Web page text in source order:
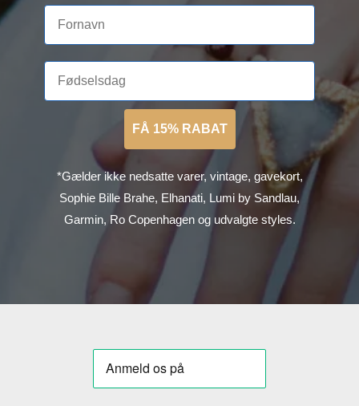
FÅ 15% RABAT
*Gælder ikke nedsatte varer, vintage, gavekort,
Sophie Bille Brahe, Elhanati, Lumi by Sandlau,
Garmin, Ro Copenhagen og udvalgte styles.